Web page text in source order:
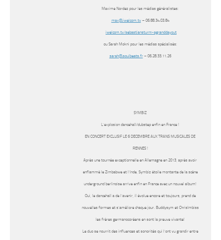
Maxime Nordez pour les médias généralistes:
max@iwelcom.tv– 06.88.34.03.84
iwelcom.tv/sebastiansturm-agranddayout
ou Sarah Mokni pour les médias spécialisés:
sarah@soulbeats.fr– 06.28.33.11.26
SYMBIZ
L’explosion dancehall/dubstep enfin en France !
EN CONCERT EXCLUSIF LE 6 DECEMBRE AUX TRANS MUSICALES DE
RENNES !
Après une tournée exceptionnelle en Allemagne en 2013, après avoir
enflammé le Zimbabwe et l’Inde, Symbiz étoile montante de la scène
underground berlinoise arrive enfin en France avec un nouvel album!
Oui, le dancehall a de l’avenir, il évolue encore et toujours, prend de
nouvelles formes et s’améliore chaque jour. Buddysym et ChrisImbiss
les frères germanocoréens en sont la preuve vivante!
Le duo se nourrit des influences et sonorités qui l’ont vu grandir entre